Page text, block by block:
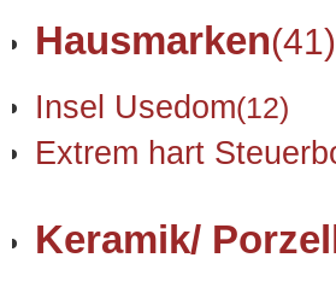
Hausmarken(41)
Insel Usedom(12)
Extrem hart
Keramik/